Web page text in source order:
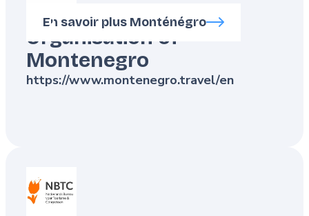
National Tourism
Organisation of
Montenegro
https://www.montenegro.travel/en
En savoir plus Monténégro